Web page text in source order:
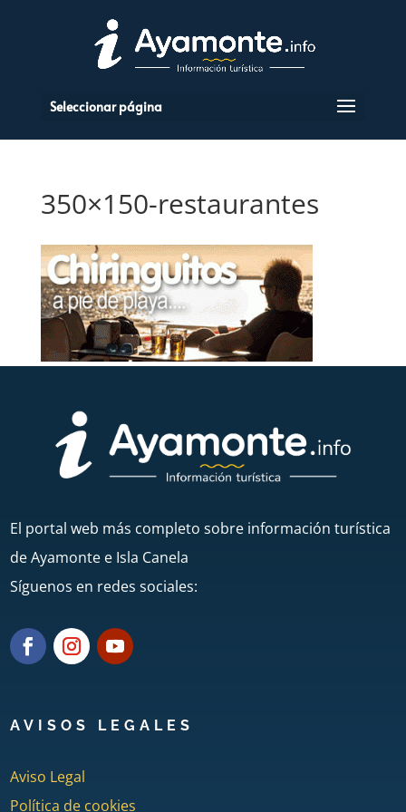
Seleccionar página
350×150-restaurantes
El portal web más completo sobre información turística
de Ayamonte e Isla Canela
Síguenos en redes sociales:
AVISOS LEGALES
Aviso Legal
Política de cookies